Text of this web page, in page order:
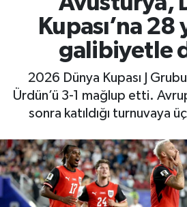
Kupası’na 28
galibiyetle
2026 Dünya Kupası J
Ürdün’ü 3-1 mağlup etti.
sonra katıldığı turnuvaya